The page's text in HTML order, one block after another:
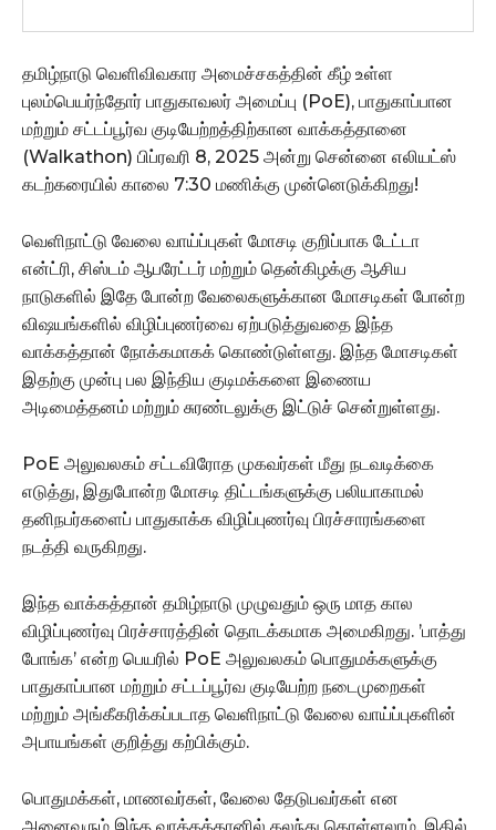
தமிழ்நாடு வெளிவிவகார அமைச்சகத்தின் கீழ் உள்ள
புலம்பெயர்ந்தோர் பாதுகாவலர் அமைப்பு (PoE), பாதுகாப்பான
மற்றும் சட்டப்பூர்வ குடியேற்றத்திற்கான வாக்கத்தானை
(Walkathon) பிப்ரவரி 8, 2025 அன்று சென்னை எலியட்ஸ்
கடற்கரையில் காலை 7:30 மணிக்கு முன்னெடுக்கிறது!
வெளிநாட்டு வேலை வாய்ப்புகள் மோசடி குறிப்பாக டேட்டா
என்ட்ரி, சிஸ்டம் ஆபரேட்டர் மற்றும் தென்கிழக்கு ஆசிய
நாடுகளில் இதே போன்ற வேலைகளுக்கான மோசடிகள் போன்ற
விஷயங்களில் விழிப்புணர்வை ஏற்படுத்துவதை இந்த
வாக்கத்தான் நோக்கமாகக் கொண்டுள்ளது. இந்த மோசடிகள்
இதற்கு முன்பு பல இந்திய குடிமக்களை இணைய
அடிமைத்தனம் மற்றும் சுரண்டலுக்கு இட்டுச் சென்றுள்ளது.
PoE அலுவலகம் சட்டவிரோத முகவர்கள் மீது நடவடிக்கை
எடுத்து, இதுபோன்ற மோசடி திட்டங்களுக்கு பலியாகாமல்
தனிநபர்களைப் பாதுகாக்க விழிப்புணர்வு பிரச்சாரங்களை
நடத்தி வருகிறது.
இந்த வாக்கத்தான் தமிழ்நாடு முழுவதும் ஒரு மாத கால
விழிப்புணர்வு பிரச்சாரத்தின் தொடக்கமாக அமைகிறது. ’பாத்து
போங்க’ என்ற பெயரில் PoE அலுவலகம் பொதுமக்களுக்கு
பாதுகாப்பான மற்றும் சட்டப்பூர்வ குடியேற்ற நடைமுறைகள்
மற்றும் அங்கீகரிக்கப்படாத வெளிநாட்டு வேலை வாய்ப்புகளின்
அபாயங்கள் குறித்து கற்பிக்கும்.
பொதுமக்கள், மாணவர்கள், வேலை தேடுபவர்கள் என